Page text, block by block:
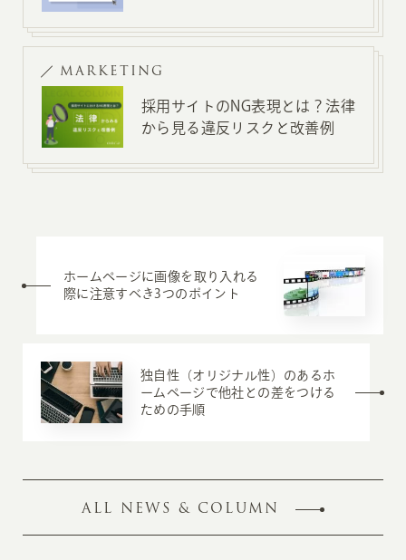
MARKETING
採用サイトのNG表現とは？法律
から見る違反リスクと改善例
ホームページに画像を取り入れる
際に注意すべき3つのポイント
独自性（オリジナル性）のあるホ
ームページで他社との差をつける
ための手順
ALL NEWS & COLUMN